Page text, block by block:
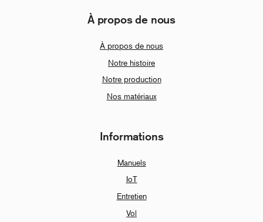
À propos de nous
À propos de nous
Notre histoire
Notre production
Nos matériaux
Informations
Manuels
IoT
Entretien
Vol